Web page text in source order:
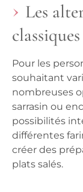
Les
classiques
Pour les
souhaitant
nombreuses
sarrasin ou
possibilités
différentes
créer des
plats salés.